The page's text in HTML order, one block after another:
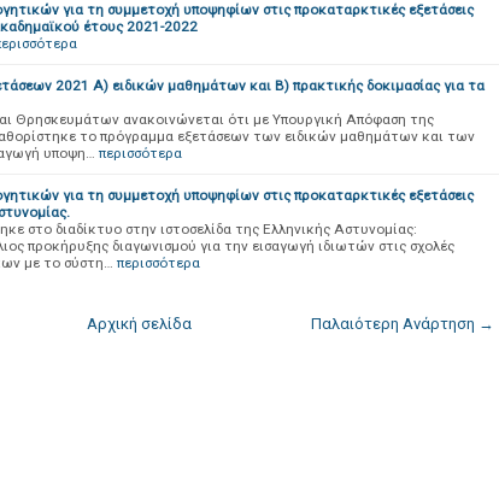
για τη συμμετοχή υποψηφίων στις προκαταρκτικές εξετάσεις
έτους 2021-2022
2021 Α) ειδικών μαθημάτων και Β) πρακτικής δοκιμασίας για τα
Θρησκευμάτων ανακοινώνεται ότι με Υπουργική Απόφαση της
το πρόγραμμα εξετάσεων των ειδικών μαθημάτων και των
υποψη… περισσότερα
για τη συμμετοχή υποψηφίων στις προκαταρκτικές εξετάσεις
στο διαδίκτυο στην ιστοσελίδα της Ελληνικής Αστυνομίας:
προκήρυξης διαγωνισμού για την εισαγωγή ιδιωτών στις σχολές
με το σύστη… περισσότερα
Παλαιότερη Ανάρτηση →
Αρχική σελίδα